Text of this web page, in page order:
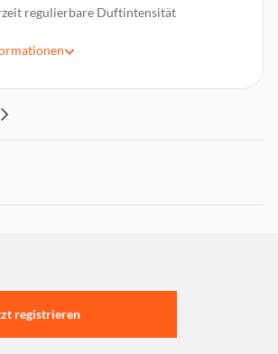
regulierbare Duftintensität
registrieren